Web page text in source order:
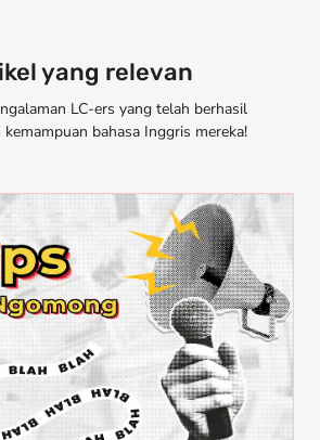
yang relevan
LC-ers yang telah berhasil
bahasa Inggris mereka!